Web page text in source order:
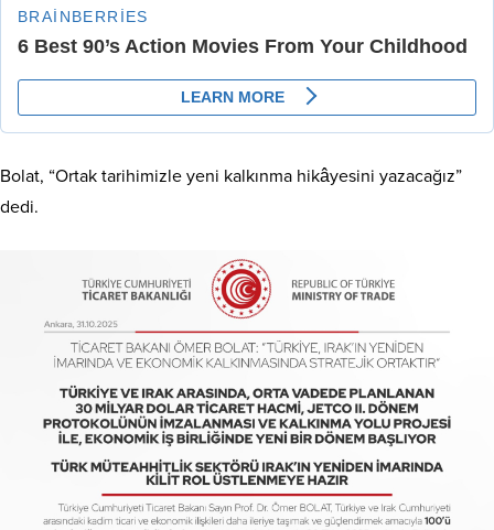
Bolat, “Ortak tarihimizle yeni kalkınma hikâyesini yazacağız”
dedi.